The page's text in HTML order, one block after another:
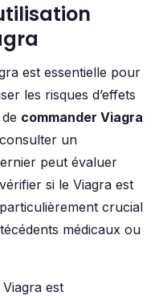
est essentielle pour
les risques d’effets
commander Viagra
un
peut évaluer
si le Viagra est
crucial
médicaux ou
est